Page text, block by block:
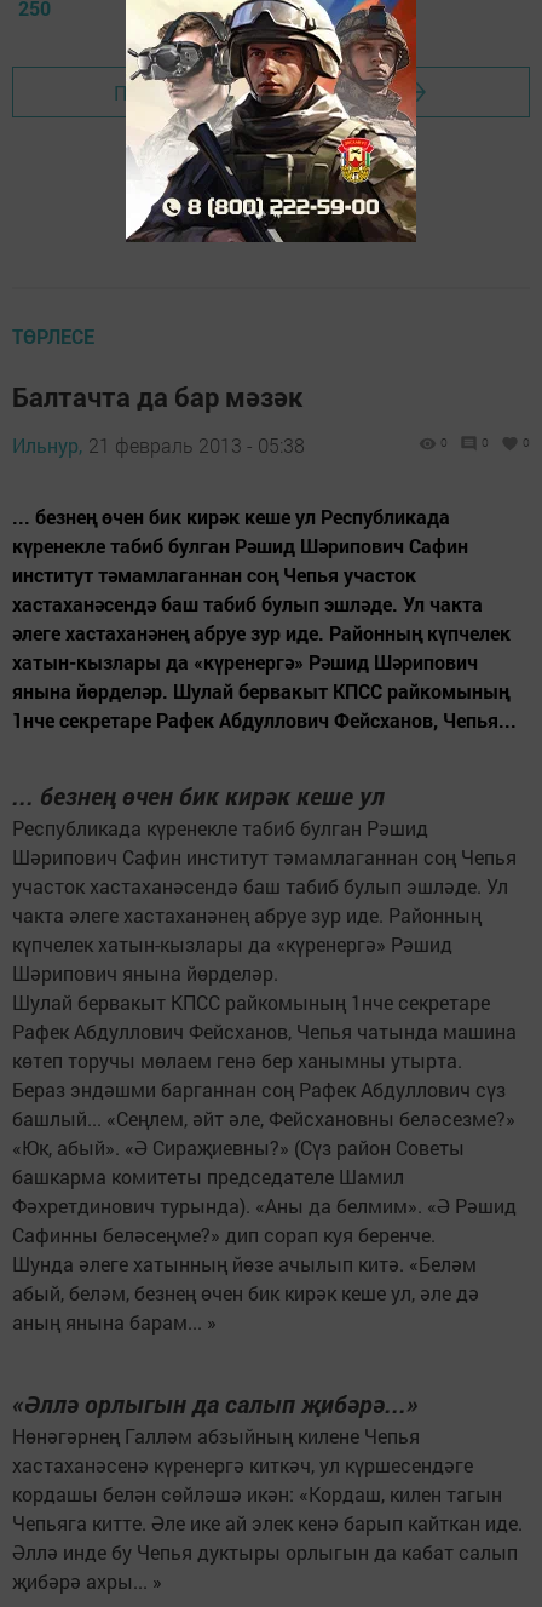
250
Перейти на страницу новости
ТӨРЛЕСЕ
Балтачта да бар мәзәк
Ильнур, 21 февраль 2013 - 05:38 0 0 0
... безнең өчен бик кирәк кеше ул Республикада
күренекле табиб булган Рәшид Шәрипович Сафин
институт тәмамлаганнан соң Чепья участок
хастаханәсендә баш табиб булып эшләде. Ул чакта
әлеге хастаханәнең абруе зур иде. Районның күпчелек
хатын-кызлары да «күренергә» Рәшид Шәрипович
янына йөрделәр. Шулай бервакыт КПСС райкомының
1нче секретаре Рафек Абдуллович Фейсханов, Чепья...
... безнең өчен бик кирәк кеше ул
Республикада күренекле табиб булган Рәшид
Шәрипович Сафин институт тәмамлаганнан соң Чепья
участок хастаханәсендә баш табиб булып эшләде. Ул
чакта әлеге хастаханәнең абруе зур иде. Районның
күпчелек хатын-кызлары да «күренергә» Рәшид
Шәрипович янына йөрделәр.
Шулай бервакыт КПСС райкомының 1нче секретаре
Рафек Абдуллович Фейсханов, Чепья чатында машина
көтеп торучы мөлаем генә бер ханымны утырта.
Бераз эндәшми барганнан соң Рафек Абдуллович сүз
башлый... «Сеңлем, әйт әле, Фейсхановны беләсезме?»
«Юк, абый». «Ә Сираҗиевны?» (Сүз район Советы
башкарма комитеты председателе Шамил
Фәхретдинович турында). «Аны да белмим». «Ә Рәшид
Сафинны беләсеңме?» дип сорап куя беренче.
Шунда әлеге хатынның йөзе ачылып китә. «Беләм
абый, беләм, безнең өчен бик кирәк кеше ул, әле дә
аның янына барам... »
«Әллә орлыгын да салып җибәрә...»
Нөнәгәрнең Галләм абзыйның килене Чепья
хастаханәсенә күренергә киткәч, ул күршесендәге
кордашы белән сөйләшә икән: «Кордаш, килен тагын
Чепьяга китте. Әле ике ай элек кенә барып кайткан иде.
Әллә инде бу Чепья дуктыры орлыгын да кабат салып
җибәрә ахры... »